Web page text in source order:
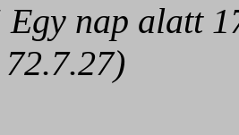
nap alatt